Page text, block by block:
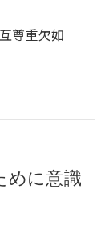
尊重欠如
めに意識